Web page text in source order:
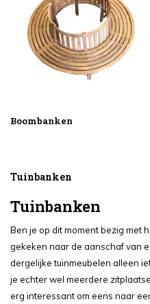
Boombanken
Tuinbanken
Tuinbanken
Ben je op dit moment bezig met
gekeken naar de aanschaf van
dergelijke tuinmeubelen alleen
je echter wel meerdere
erg interessant om eens naar